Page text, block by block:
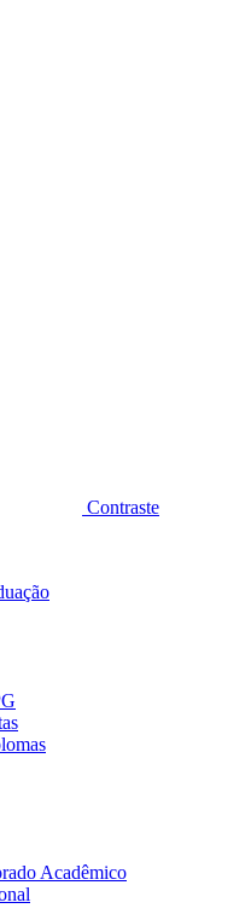
Contraste
Acadêmico